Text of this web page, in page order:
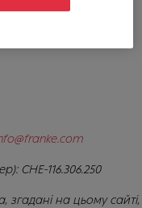
CHE-116.306.250
згадані на цьому сайті,